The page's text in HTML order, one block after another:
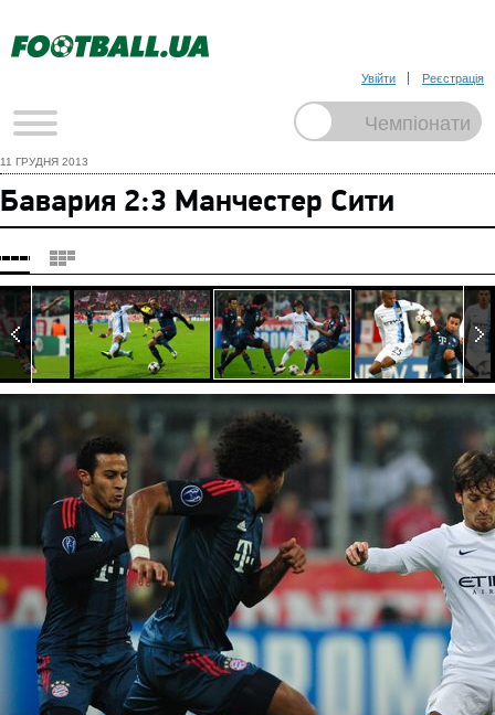
Увійти Реєстрація
11 ГРУДНЯ 2013
Бавария 2:3 Манчестер Сити